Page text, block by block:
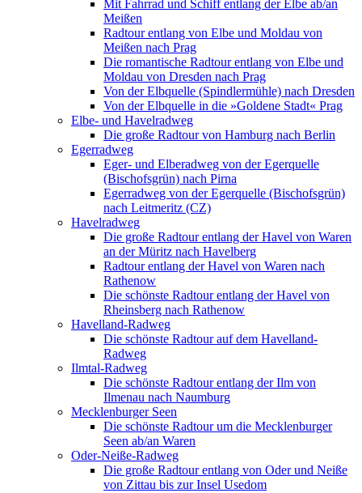
Mit Fahrrad und Schiff entlang der Elbe ab/an
Meißen
Radtour entlang von Elbe und Moldau von
Meißen nach Prag
Die romantische Radtour entlang von Elbe und
Moldau von Dresden nach Prag
Von der Elbquelle (Spindlermühle) nach Dresden
Von der Elbquelle in die »Goldene Stadt« Prag
Elbe- und Havelradweg
Die große Radtour von Hamburg nach Berlin
Egerradweg
Eger- und Elberadweg von der Egerquelle
(Bischofsgrün) nach Pirna
Egerradweg von der Egerquelle (Bischofsgrün)
nach Leitmeritz (CZ)
Havelradweg
Die große Radtour entlang der Havel von Waren
an der Müritz nach Havelberg
Radtour entlang der Havel von Waren nach
Rathenow
Die schönste Radtour entlang der Havel von
Rheinsberg nach Rathenow
Havelland-Radweg
Die schönste Radtour auf dem Havelland-
Radweg
Ilmtal-Radweg
Die schönste Radtour entlang der Ilm von
Ilmenau nach Naumburg
Mecklenburger Seen
Die schönste Radtour um die Mecklenburger
Seen ab/an Waren
Oder-Neiße-Radweg
Die große Radtour entlang von Oder und Neiße
von Zittau bis zur Insel Usedom